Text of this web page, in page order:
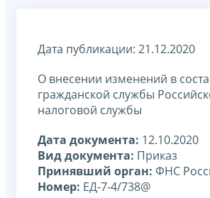
Дата публикации: 21.12.2020
О внесении изменений в
гражданской службы
налоговой службы
Дата документа: 12.10.2020
Вид документа: Приказ
Принявший орган: ФНС
Номер: ЕД-7-4/738@